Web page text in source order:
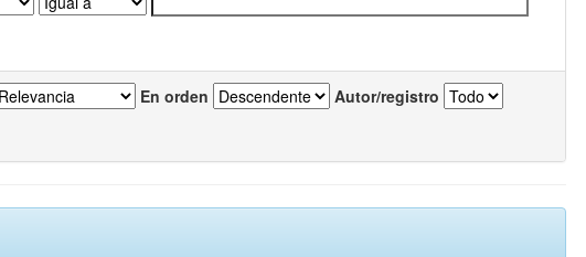
En orden Autor/registro